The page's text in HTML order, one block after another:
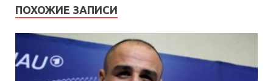
ПОХОЖИЕ ЗАПИСИ